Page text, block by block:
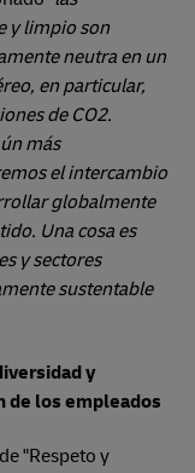
y limpio son
neutra en un
en particular,
de CO2.
más
el intercambio
globalmente
Una cosa es
y sectores
sustentable
y
de los empleados
"Respeto y